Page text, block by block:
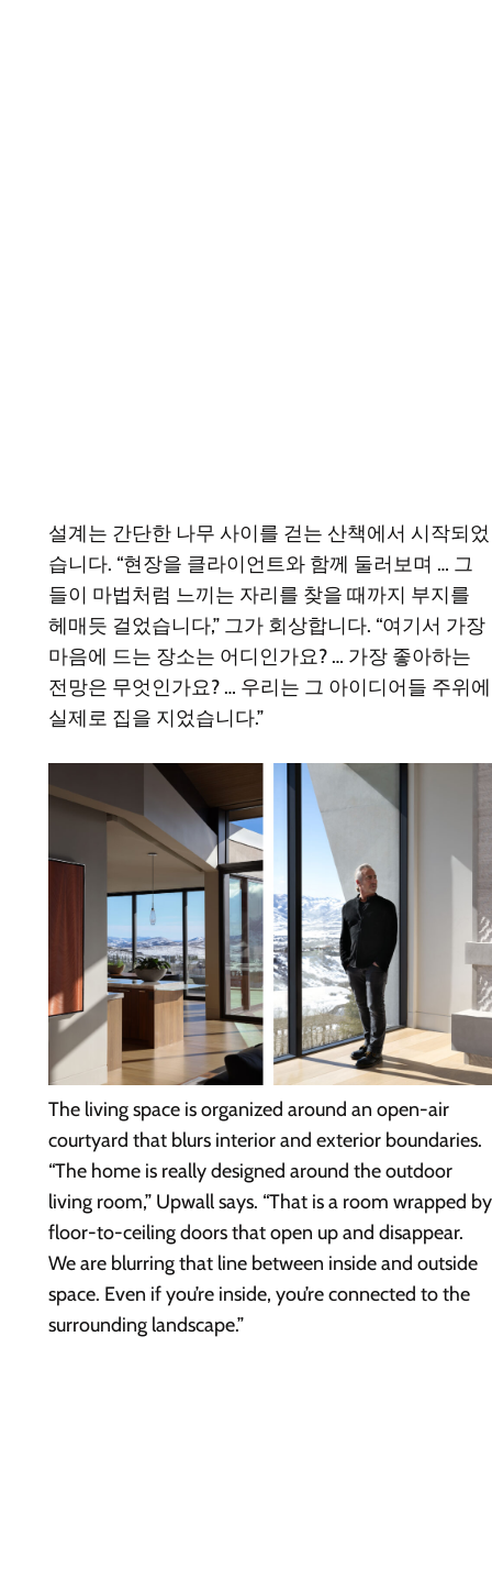
설계는 간단한 나무 사이를 걷는 산책에서 시작되었
습니다. “현장을 클라이언트와 함께 둘러보며 … 그
들이 마법처럼 느끼는 자리를 찾을 때까지 부지를
헤매듯 걸었습니다,” 그가 회상합니다. “여기서 가장
마음에 드는 장소는 어디인가요? … 가장 좋아하는
전망은 무엇인가요? … 우리는 그 아이디어들 주위에
실제로 집을 지었습니다.”
The living space is organized around an open-air
courtyard that blurs interior and exterior boundaries.
“The home is really designed around the outdoor
living room,” Upwall says. “That is a room wrapped by
floor-to-ceiling doors that open up and disappear.
We are blurring that line between inside and outside
space. Even if you’re inside, you’re connected to the
surrounding landscape.”